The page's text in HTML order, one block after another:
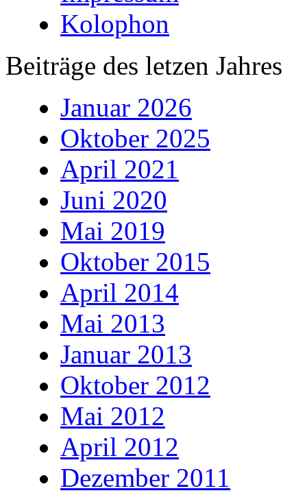
Kolophon
Beiträge des letzen Jahres
Januar 2026
Oktober 2025
April 2021
Juni 2020
Mai 2019
Oktober 2015
April 2014
Mai 2013
Januar 2013
Oktober 2012
Mai 2012
April 2012
Dezember 2011